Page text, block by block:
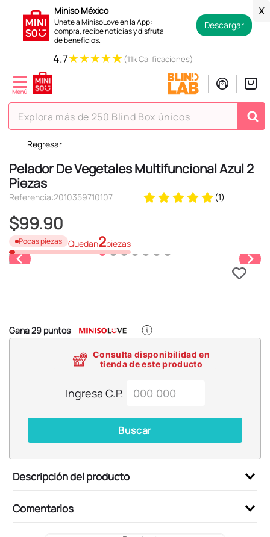
Miniso México
Únete a MinisoLove en la App:
compra, recibe noticias y disfruta
de beneficios.
Descargar
X
4.7★★★★★ (11k Calificaciones)
Explora más de 250 Blind Box únicos
Regresar
Pelador De Vegetales Multifuncional Azul 2
Piezas
Referencia:2010359710107 (1)
$99.90
Pocas piezas Quedan2piezas
Gana29 puntos
Consulta disponibilidad en
tienda de este producto
Ingresa C.P.
Buscar
Descripción del producto
Comentarios
TÉRMINOS MÁS BUSCADOS
1.
hello kitty
2.
spiderman
4.
osito cariñosito
5.
llaveros
9.
chiikawas
cosmetiquera